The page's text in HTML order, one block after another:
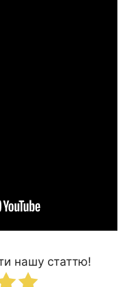
нашу статтю!